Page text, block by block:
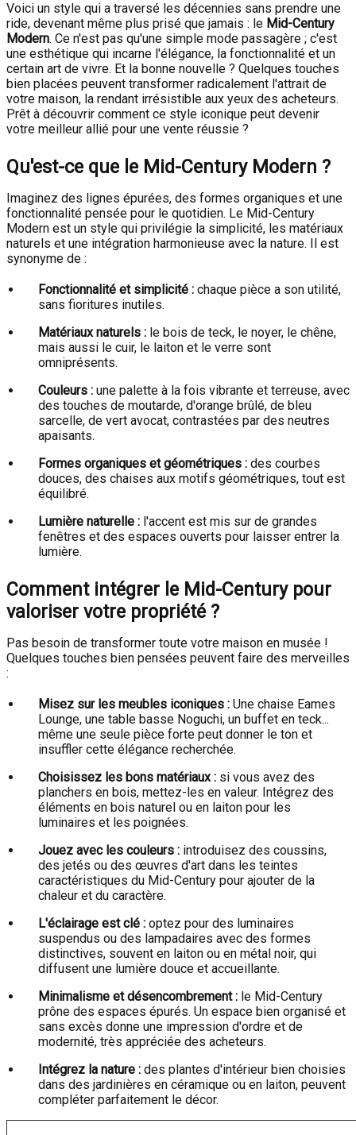
Voici un style qui a traversé les décennies sans prendre une
ride, devenant même plus prisé que jamais : le Mid-Century
Modern. Ce n'est pas qu'une simple mode passagère ; c'est
une esthétique qui incarne l'élégance, la fonctionnalité et un
certain art de vivre. Et la bonne nouvelle ? Quelques touches
bien placées peuvent transformer radicalement l'attrait de
votre maison, la rendant irrésistible aux yeux des acheteurs.
Prêt à découvrir comment ce style iconique peut devenir
votre meilleur allié pour une vente réussie ?
Qu'est-ce que le Mid-Century Modern ?
Imaginez des lignes épurées, des formes organiques et une
fonctionnalité pensée pour le quotidien. Le Mid-Century
Modern est un style qui privilégie la simplicité, les matériaux
naturels et une intégration harmonieuse avec la nature. Il est
synonyme de :
Fonctionnalité et simplicité : chaque pièce a son utilité,
sans fioritures inutiles.
Matériaux naturels : le bois de teck, le noyer, le chêne,
mais aussi le cuir, le laiton et le verre sont
omniprésents.
Couleurs : une palette à la fois vibrante et terreuse, avec
des touches de moutarde, d'orange brûlé, de bleu
sarcelle, de vert avocat, contrastées par des neutres
apaisants.
Formes organiques et géométriques : des courbes
douces, des chaises aux motifs géométriques, tout est
équilibré.
Lumière naturelle : l'accent est mis sur de grandes
fenêtres et des espaces ouverts pour laisser entrer la
lumière.
Comment intégrer le Mid-Century pour
valoriser votre propriété ?
Pas besoin de transformer toute votre maison en musée !
Quelques touches bien pensées peuvent faire des merveilles
:
Misez sur les meubles iconiques : Une chaise Eames
Lounge, une table basse Noguchi, un buffet en teck...
même une seule pièce forte peut donner le ton et
insuffler cette élégance recherchée.
Choisissez les bons matériaux : si vous avez des
planchers en bois, mettez-les en valeur. Intégrez des
éléments en bois naturel ou en laiton pour les
luminaires et les poignées.
Jouez avec les couleurs : introduisez des coussins,
des jetés ou des œuvres d'art dans les teintes
caractéristiques du Mid-Century pour ajouter de la
chaleur et du caractère.
L'éclairage est clé : optez pour des luminaires
suspendus ou des lampadaires avec des formes
distinctives, souvent en laiton ou en métal noir, qui
diffusent une lumière douce et accueillante.
Minimalisme et désencombrement : le Mid-Century
prône des espaces épurés. Un espace bien organisé et
sans excès donne une impression d'ordre et de
modernité, très appréciée des acheteurs.
Intégrez la nature : des plantes d'intérieur bien choisies
dans des jardinières en céramique ou en laiton, peuvent
compléter parfaitement le décor.